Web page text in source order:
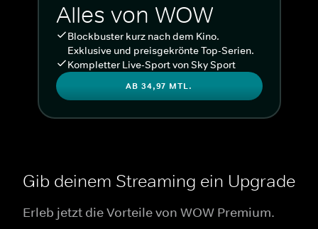
Alles von WOW
Blockbuster kurz nach dem Kino.
Exklusive und preisgekrönte Top-Serien.
Kompletter Live-Sport von Sky Sport
AB 34,97 MTL.
Gib deinem Streaming ein Upgrade
Erleb jetzt die Vorteile von WOW Premium.